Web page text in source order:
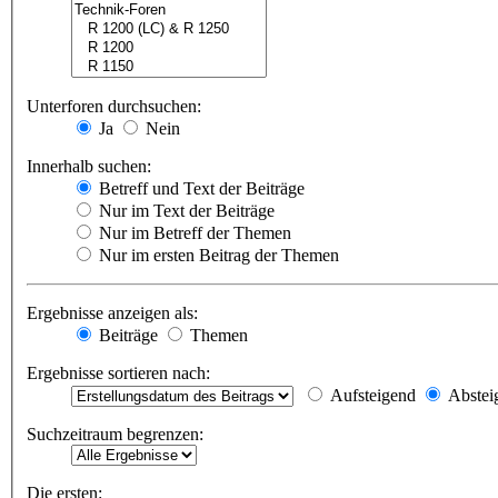
Unterforen durchsuchen:
Ja
Nein
Innerhalb suchen:
Betreff und Text der Beiträge
Nur im Text der Beiträge
Nur im Betreff der Themen
Nur im ersten Beitrag der Themen
Ergebnisse anzeigen als:
Beiträge
Themen
Ergebnisse sortieren nach:
Aufsteigend
Suchzeitraum begrenzen:
Die ersten: